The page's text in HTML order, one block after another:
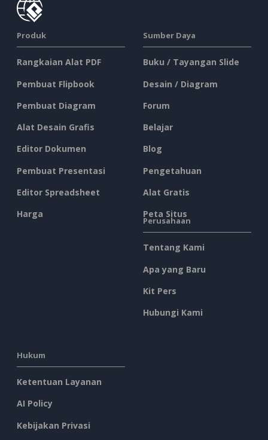
Produk
Rangkaian Alat PDF
Pembuat Flipbook
Pembuat Diagram
Alat Desain Grafis
Editor Dokumen
Pembuat Presentasi
Editor Spreadsheet
Harga
Sumber Daya
Buku / Tayangan Slide
Desain / Diagram
Forum
Belajar
Blog
Pengetahuan
Alat Gratis
Peta Situs
Perusahaan
Tentang Kami
Apa yang Baru
Kit Pers
Hubungi Kami
Hukum
Ketentuan Layanan
AI Policy
Kebijakan Privasi